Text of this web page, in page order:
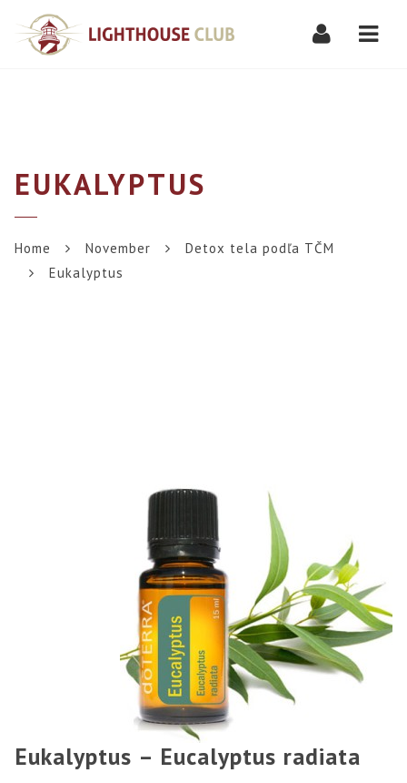
EUKALYPTUS
Home November
Detox tela podľa TČM
Eukalyptus
Eukalyptus – Eucalyptus radiata